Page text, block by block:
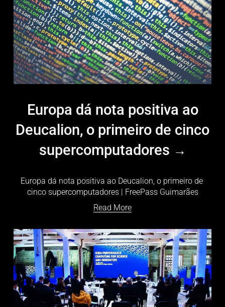
Europa dá nota positiva ao
Deucalion, o primeiro de cinco
supercomputadores
Europa dá nota positiva ao Deucalion, o primeiro de
cinco supercomputadores | FreePass Guimarães
Read More